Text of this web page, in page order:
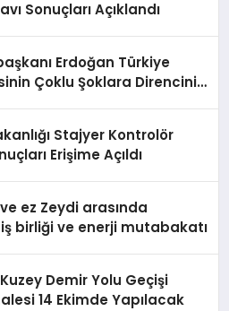
Sonuçları Açıklandı
Erdoğan Türkiye
Çoklu Şoklara Direncini
Stajyer Kontrolör
Erişime Açıldı
ez Zeydi arasında
birliği ve enerji mutabakatı
Demir Yolu Geçişi
14 Ekimde Yapılacak